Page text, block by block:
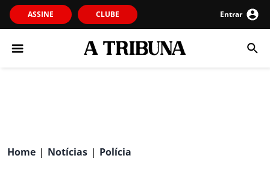
ASSINE CLUBE Entrar
Home | Notícias | Polícia